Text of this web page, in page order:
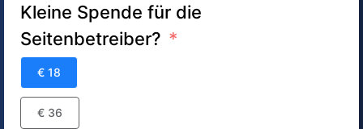
Kleine Spende für die
Seitenbetreiber?
€ 18
€ 36